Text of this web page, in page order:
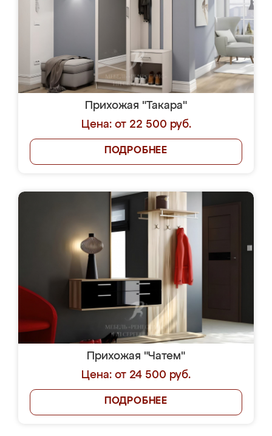
Прихожая "Такара"
Цена: от 22 500 руб.
ПОДРОБНЕЕ
Прихожая "Чатем"
Цена: от 24 500 руб.
ПОДРОБНЕЕ